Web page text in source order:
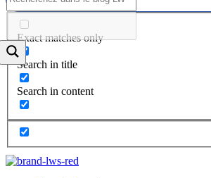
Exact matches only
Search in title
Search in content